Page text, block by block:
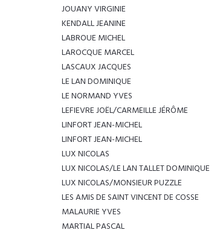
JOUANY VIRGINIE
KENDALL JEANINE
LABROUE MICHEL
LAROCQUE MARCEL
LASCAUX JACQUES
LE LAN DOMINIQUE
LE NORMAND YVES
LEFIEVRE JOËL/CARMEILLE JÉRÔME
LINFORT JEAN-MICHEL
LINFORT JEAN-MICHEL
LUX NICOLAS
LUX NICOLAS/LE LAN TALLET DOMINIQUE
LUX NICOLAS/MONSIEUR PUZZLE
LES AMIS DE SAINT VINCENT DE COSSE
MALAURIE YVES
MARTIAL PASCAL